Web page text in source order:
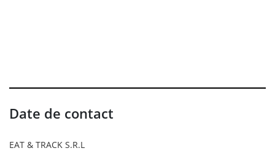
Date de contact
EAT & TRACK S.R.L